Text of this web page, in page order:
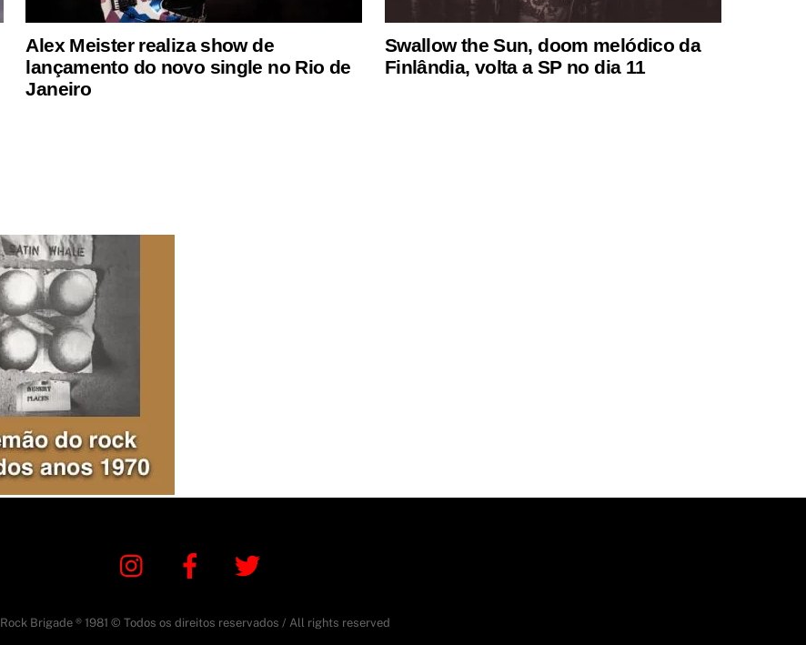
Alex Meister realiza show de
lançamento do novo single no Rio de
Janeiro
Swallow the Sun, doom melódico da
Finlândia, volta a SP no dia 11
Instagram Facebook
Rock Brigade ® 1981 © Todos os direitos reservados / All rights reserved